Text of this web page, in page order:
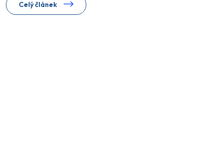
Celý článek